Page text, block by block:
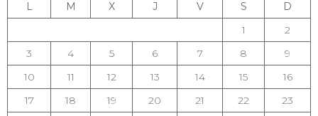
L M X J V S
D
1
2
3
4 5 6 7 8
9
10
11 12 13 14 15
16
17
18 19 20 21 22
23